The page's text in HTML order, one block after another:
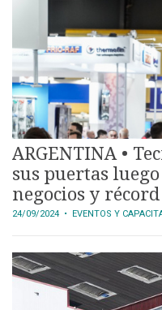
ARGENTINA •
sus puertas
negocios y
24/09/2024 • EVENTOS Y